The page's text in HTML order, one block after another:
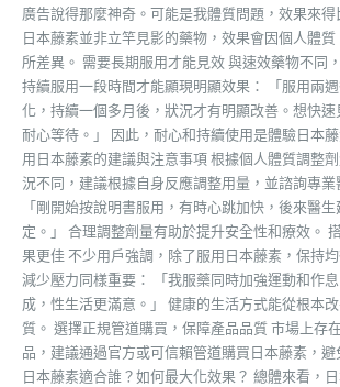
廣告說得那麼神奇。可能是我體質問題，效果來
日本藤素並非立竿見影的藥物，效果會因個人體
所差異。 需要長期服用才能見效 與速效藥物不同
持續服用一段時間才能顯現明顯效果： 「服用兩
化，持續一個多月後，狀況才有明顯改善。想快
耐心等待。」 因此，耐心和持續使用是體驗日本
用日本藤素的建議與注意事項 根據個人體質調整
況不同，建議根據自身反應調整用量，並諮詢專業
「剛開始按說明書服用，有時心跳加快，後來醫
定。」 合理調整劑量有助於提升安全性和療效。
果更佳 不少用戶強調，除了服用日本藤素，保持
減少壓力同樣重要： 「我服藥同時加強運動和作
成，性生活更滿意。」 健康的生活方式能從根本
質。 選擇正規管道購買，保障產品品質 市場上存
品，建議通過官方或可信賴管道購買日本藤素，避
日本藤素適合誰？如何最大化效果？ 總體來看，